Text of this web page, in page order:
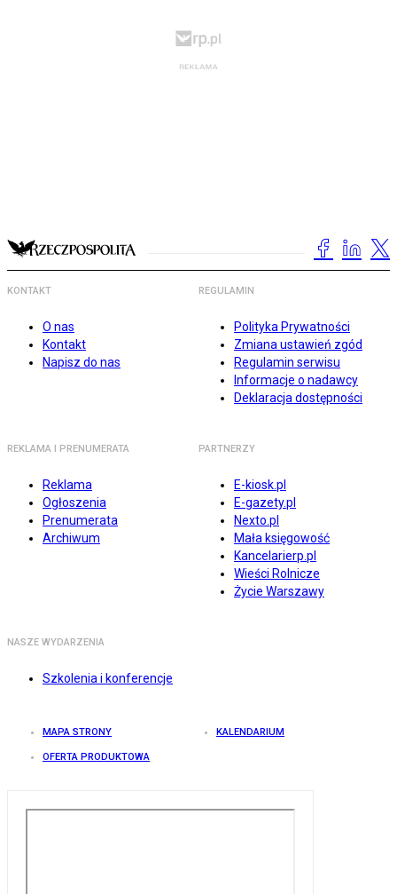
KONTAKT
O nas
Kontakt
Napisz do nas
REGULAMIN
Polityka Prywatności
Zmiana ustawień zgód
Regulamin serwisu
Informacje o nadawcy
Deklaracja dostępności
REKLAMA I PRENUMERATA
Reklama
Ogłoszenia
Prenumerata
Archiwum
PARTNERZY
E-kiosk.pl
E-gazety.pl
Nexto.pl
Mała księgowość
Kancelarierp.pl
Wieści Rolnicze
Życie Warszawy
NASZE WYDARZENIA
Szkolenia i konferencje
MAPA STRONY KALENDARIUM
OFERTA PRODUKTOWA